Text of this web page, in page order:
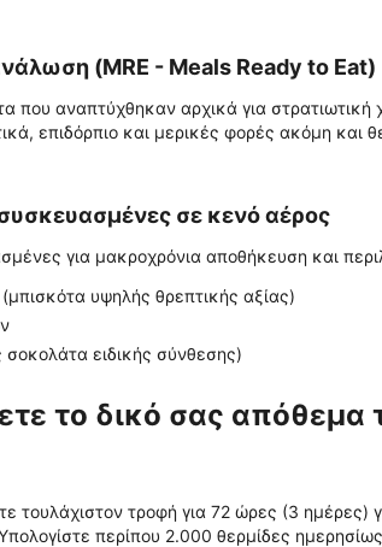
(MRE - Meals Ready to Eat)
που αναπτύχθηκαν αρχικά για
επιδόρπιο και μερικές φορές ακόμη και
σε κενό αέρος
για μακροχρόνια αποθήκευση και
υψηλής θρεπτικής αξίας)
ειδικής σύνθεσης)
το δικό σας
τουλάχιστον τροφή για 72 ώρες (3
περίπου 2.000 θερμίδες